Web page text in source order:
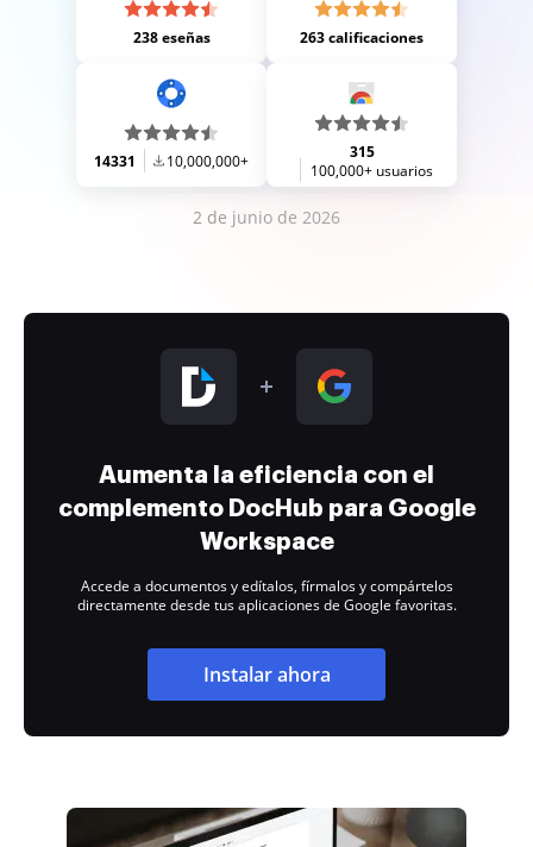
238 eseñas 263 calificaciones
14331 10,000,000+
315
100,000+ usuarios
2 de junio de 2026
Aumenta la eficiencia con el
complemento DocHub para Google
Workspace
Accede a documentos y edítalos, fírmalos y compártelos
directamente desde tus aplicaciones de Google favoritas.
Instalar ahora